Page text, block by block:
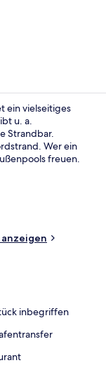
ein vielseitiges
u. a.
Strandbar.
Wer ein
freuen.
Aromatherapie und
Restaurants,
geöffnet. Als
Stil 2
Andere
anzeigen
inbegriffen